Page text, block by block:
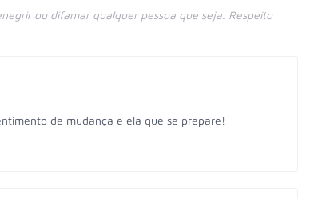
ou difamar qualquer pessoa que seja. Respeito
de mudança e ela que se prepare!